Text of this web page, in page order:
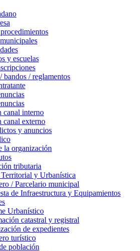
y escuelas
bandos / reglamentos
canal interno
canal externo
y anuncios
la organización
tributaria
y Urbanística
/ Parcelario municipal
de Infraestructura y Equipamientos
Urbanístico
catastral y registral
de expedientes
turístico
población